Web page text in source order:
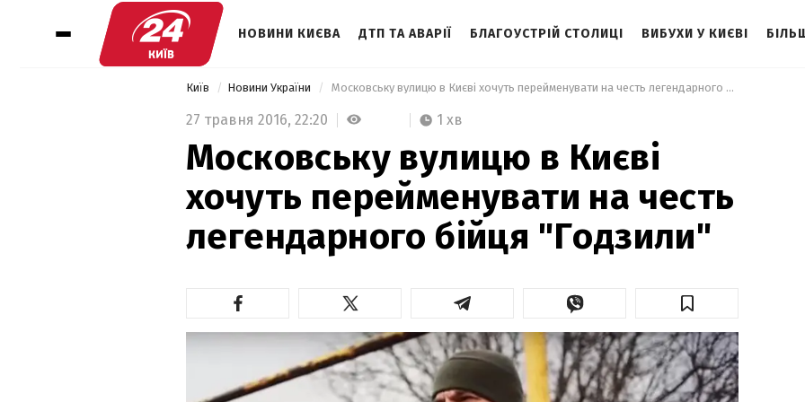
НОВИНИ КИЄВА ДТП ТА АВАРІЇ БЛАГОУСТРІЙ СТОЛИЦІ ВИБУХИ У КИЄВІ
Київ Новини України Московську вулицю в Києві хочуть перейменувати на честь легендарного бійця "Годзили"
27 травня 2016, 22:20 1 хв
Московську вулицю в Києві
хочуть перейменувати на честь
легендарного бійця "Годзили"